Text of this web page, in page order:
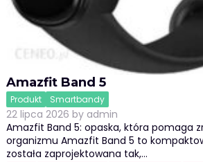
Amazfit Band 5
Produkt Smartbandy
22 lipca 2026 by admin
Amazfit Band 5: opaska, która pomaga
organizmu Amazfit Band 5 to
została zaprojektowana tak,…